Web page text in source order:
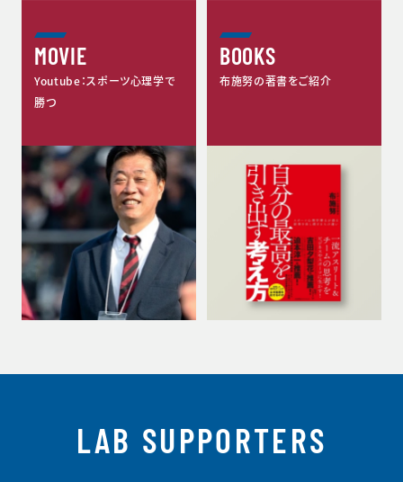
MOVIE
Youtube：スポーツ心理学で
勝つ
BOOKS
布施努の著書をご紹介
LAB SUPPORTERS